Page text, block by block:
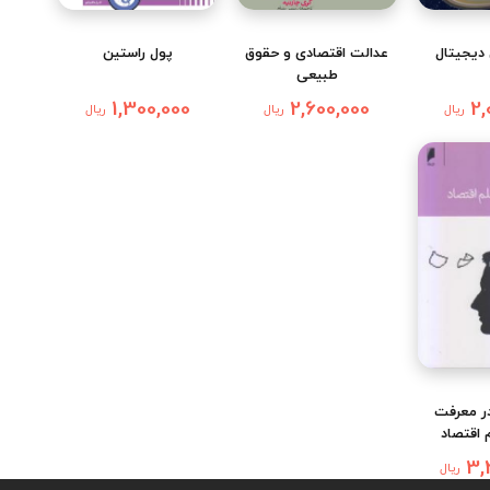
ریال
عدالت اقتصادی و حقوق
طبیعی
2,600,000 ریال
پول راستین
1,300,000 ریال
معرفت
اقتصاد
ریال